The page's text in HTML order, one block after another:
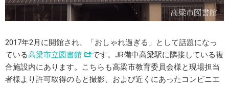
2017年2月に開館され、「おしゃれ過ぎる」として話題になっ
ている高梁市立図書館
です。JR備中高梁駅に隣接している複
合施設内にあります。こちらも高梁市教育委員会様と現場担当
者様より許可取得のもと撮影、および近くにあったコンビニエ